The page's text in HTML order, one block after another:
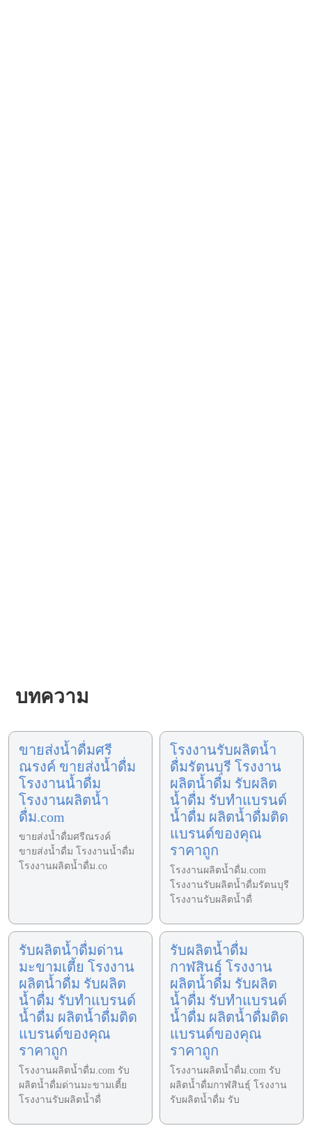
บทความ
ขายส่งน้ำดื่มศรี
ณรงค์ ขายส่งน้ำดื่ม
โรงงานน้ำดื่ม
โรงงานผลิตน้ำ
ดื่ม.com
ขายส่งน้ำดื่มศรีณรงค์
ขายส่งน้ำดื่ม โรงงานน้ำดื่ม
โรงงานผลิตน้ำดื่ม.co
โรงงานรับผลิตน้ำ
ดื่มรัตนบุรี โรงงาน
ผลิตน้ำดื่ม รับผลิต
น้ำดื่ม รับทำแบรนด์
น้ำดื่ม ผลิตน้ำดื่มติด
แบรนด์ของคุณ
ราคาถูก
โรงงานผลิตน้ำดื่ม.com
โรงงานรับผลิตน้ำดื่มรัตนบุรี
โรงงานรับผลิตน้ำดื่
รับผลิตน้ำดื่มด่าน
มะขามเตี้ย โรงงาน
ผลิตน้ำดื่ม รับผลิต
น้ำดื่ม รับทำแบรนด์
น้ำดื่ม ผลิตน้ำดื่มติด
แบรนด์ของคุณ
ราคาถูก
โรงงานผลิตน้ำดื่ม.com รับ
ผลิตน้ำดื่มด่านมะขามเตี้ย
โรงงานรับผลิตน้ำดื่
รับผลิตน้ำดื่ม
กาฬสินธุ์ โรงงาน
ผลิตน้ำดื่ม รับผลิต
น้ำดื่ม รับทำแบรนด์
น้ำดื่ม ผลิตน้ำดื่มติด
แบรนด์ของคุณ
ราคาถูก
โรงงานผลิตน้ำดื่ม.com รับ
ผลิตน้ำดื่มกาฬสินธุ์ โรงงาน
รับผลิตน้ำดื่ม รับ